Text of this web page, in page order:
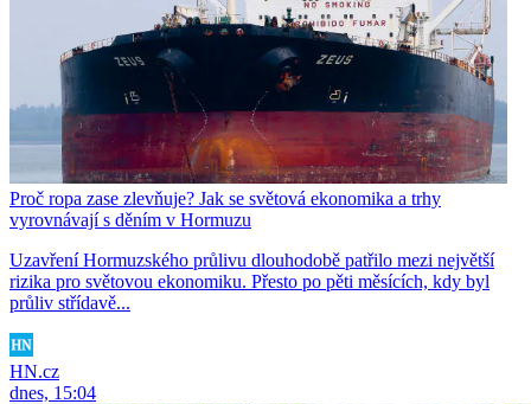
Proč ropa zase zlevňuje? Jak se světová ekonomika a trhy
vyrovnávají s děním v Hormuzu
Uzavření Hormuzského průlivu dlouhodobě patřilo mezi největší
rizika pro světovou ekonomiku. Přesto po pěti měsících, kdy byl
průliv střídavě...
HN.cz
dnes, 15:04